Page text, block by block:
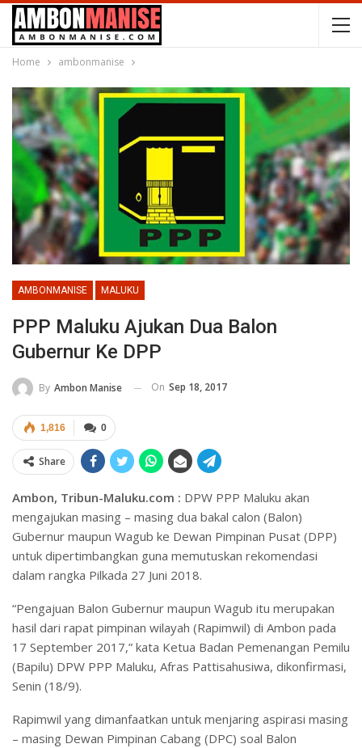
Home ambonmanise
AMBONMANISE MALUKU
PPP Maluku Ajukan Dua Balon
Gubernur Ke DPP
By Ambon Manise On Sep 18, 2017
0
1,816
Share
Ambon, Tribun-Maluku.com : DPW PPP Maluku akan
mengajukan masing – masing dua bakal calon (Balon)
Gubernur maupun Wagub ke Dewan Pimpinan Pusat (DPP)
untuk dipertimbangkan guna memutuskan rekomendasi
dalam rangka Pilkada 27 Juni 2018.
“Pengajuan Balon Gubernur maupun Wagub itu merupakan
hasil dari rapat pimpinan wilayah (Rapimwil) di Ambon pada
17 September 2017,” kata Ketua Badan Pemenangan Pemilu
(Bapilu) DPW PPP Maluku, Afras Pattisahusiwa, dikonfirmasi,
Senin (18/9).
Rapimwil yang dimanfaatkan untuk menjaring aspirasi masing
– masing Dewan Pimpinan Cabang (DPC) soal Balon